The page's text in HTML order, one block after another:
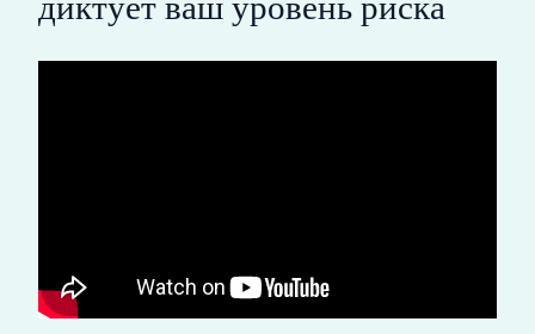
диктует ваш уровень риска